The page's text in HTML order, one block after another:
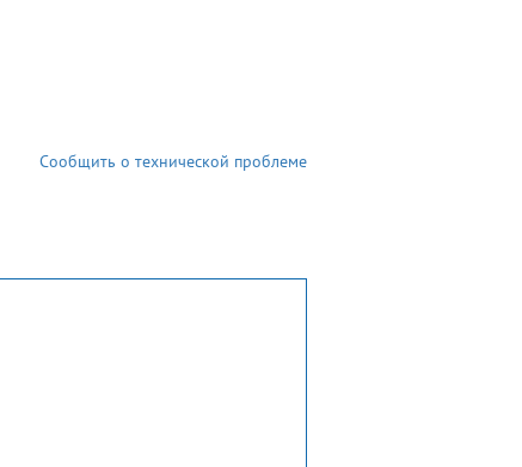
Сообщить о технической проблеме